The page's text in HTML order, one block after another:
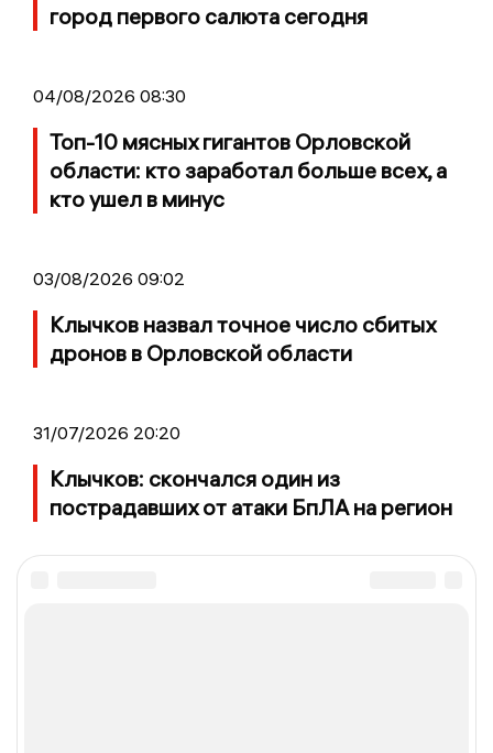
город первого салюта сегодня
04/08/2026 08:30
Топ-10 мясных гигантов Орловской
области: кто заработал больше всех, а
кто ушел в минус
03/08/2026 09:02
Клычков назвал точное число сбитых
дронов в Орловской области
31/07/2026 20:20
Клычков: скончался один из
пострадавших от атаки БпЛА на регион